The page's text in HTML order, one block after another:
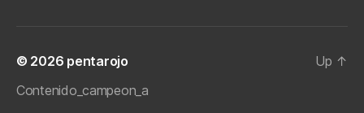
© 2026 pentarojo
Contenido_campeon_a
Up ↑